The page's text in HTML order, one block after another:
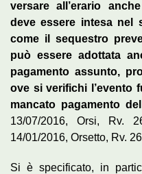
versare all’erario
deve essere intesa nel
come il sequestro
può essere adottata
pagamento assunto,
ove si verifichi l’evento
mancato pagamento
13/07/2016, Orsi, Rv.
14/01/2016, Orsetto, Rv.
Si è specificato, in